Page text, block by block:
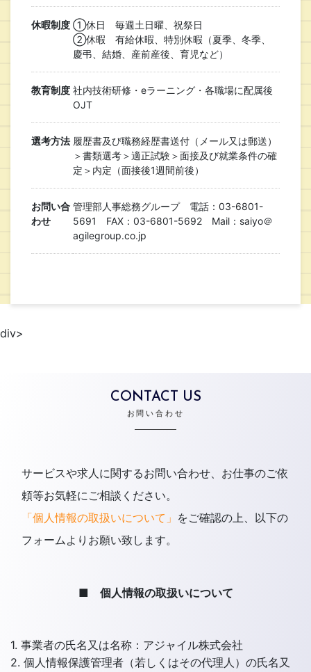
休暇制度 ①休日 毎週土日曜、祝祭日
②休暇 有給休暇、特別休暇（夏季、冬季、
慶弔、結婚、産前産後、育児など）
教育制度 社内技術研修・eラーニング・各職場に配属後
OJT
選考方法 履歴書及び職務経歴書送付（メール又は郵送）
＞書類選考＞適正試験＞面接及び就業条件の確
定＞内定（面接後1週間前後）
お問い合
わせ
管理部人事総務グループ 電話：03-6801-
5691 FAX：03-6801-5692 Mail：saiyo＠
agilegroup.co.jp
div>
CONTACT US
お問い合わせ
サービスや求人に関するお問い合わせ、お仕事のご依
頼等お気軽にご相談ください。
「個人情報の取扱いについて」 をご確認の上、以下の
フォームよりお願い致します。
■ 個人情報の取扱いについて
1. 事業者の氏名又は名称：アジャイル株式会社
2. 個人情報保護管理者（若しくはその代理人）の氏名又